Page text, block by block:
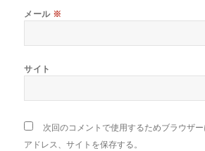
メール ※
サイト
次回のコメントで使用するためブラウザ
アドレス、サイトを保存する。